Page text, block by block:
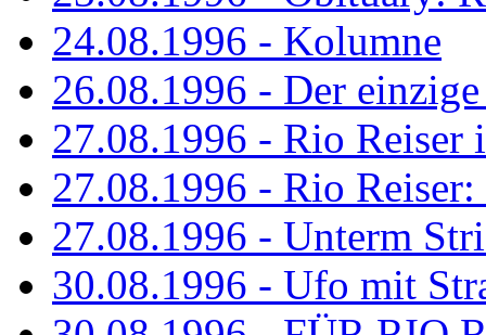
24.08.1996 - Kolumne
26.08.1996 - Der
27.08.1996 - Rio Reiser
27.08.1996 - Rio
27.08.1996 - Unterm
30.08.1996 - Ufo mit